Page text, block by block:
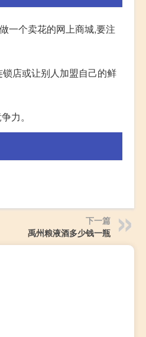
一个卖花的网上商城,要注
店或让别人加盟自己的鲜
力。
下一篇
禹州粮液酒多少钱一瓶